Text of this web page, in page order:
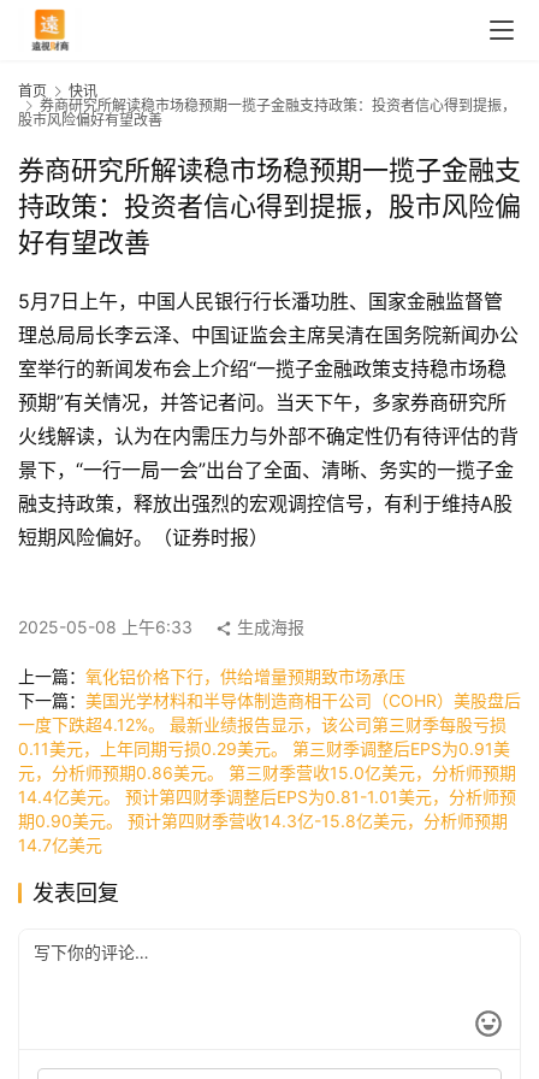
首
页
讯
公
司
时
首页
快讯
券商研究所解读稳市场稳预期一揽子金融支持政策：投资者信心得到提振，
股市风险偏好有望改善
券商研究所解读稳市场稳预期一揽子金融支
持政策：投资者信心得到提振，股市风险偏
好有望改善
5月7日上午，中国人民银行行长潘功胜、国家金融监督管
理总局局长李云泽、中国证监会主席吴清在国务院新闻办公
室举行的新闻发布会上介绍“一揽子金融政策支持稳市场稳
预期”有关情况，并答记者问。当天下午，多家券商研究所
火线解读，认为在内需压力与外部不确定性仍有待评估的背
景下，“一行一局一会”出台了全面、清晰、务实的一揽子金
融支持政策，释放出强烈的宏观调控信号，有利于维持A股
短期风险偏好。（证券时报）
2025-05-08 上午6:33 生成海报
上一篇： 氧化铝价格下行，供给增量预期致市场承压
下一篇： 美国光学材料和半导体制造商相干公司（COHR）美股盘后
一度下跌超4.12%。 最新业绩报告显示，该公司第三财季每股亏损
0.11美元，上年同期亏损0.29美元。 第三财季调整后EPS为0.91美
元，分析师预期0.86美元。 第三财季营收15.0亿美元，分析师预期
14.4亿美元。 预计第四财季调整后EPS为0.81-1.01美元，分析师预
期0.90美元。 预计第四财季营收14.3亿-15.8亿美元，分析师预期
14.7亿美元
发表回复